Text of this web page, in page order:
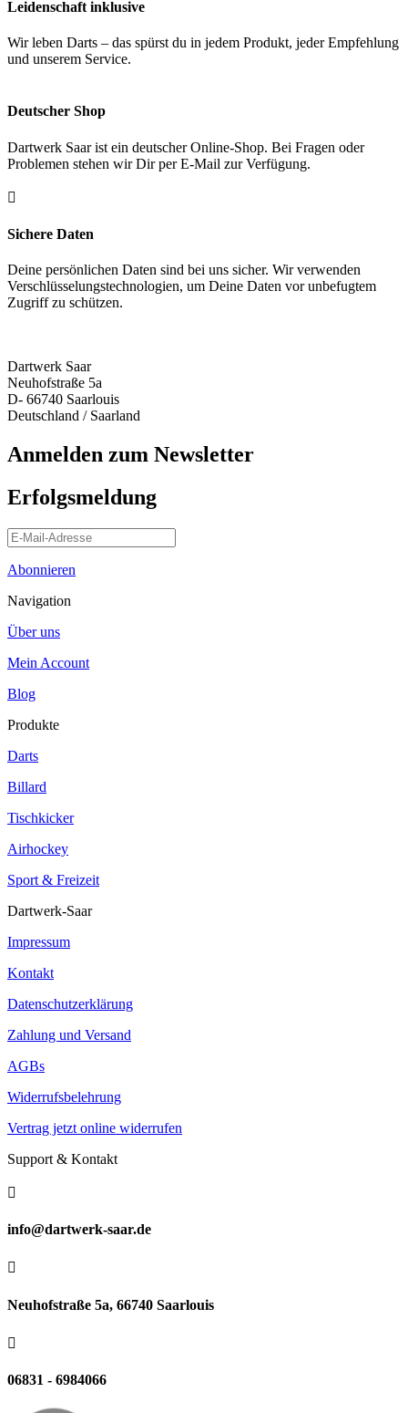
Leidenschaft inklusive
Wir leben Darts – das spürst du in jedem Produkt, jeder Empfehlung
und unserem Service.
Deutscher Shop
Dartwerk Saar ist ein deutscher Online-Shop. Bei Fragen oder
Problemen stehen wir Dir per E-Mail zur Verfügung.

Sichere Daten
Deine persönlichen Daten sind bei uns sicher. Wir verwenden
Verschlüsselungstechnologien, um Deine Daten vor unbefugtem
Zugriff zu schützen.
Dartwerk Saar
Neuhofstraße 5a
D- 66740 Saarlouis
Deutschland / Saarland
Anmelden zum Newsletter
Erfolgsmeldung
Abonnieren
Navigation
Über uns
Mein Account
Blog
Produkte
Darts
Billard
Tischkicker
Airhockey
Sport & Freizeit
Dartwerk-Saar
Impressum
Kontakt
Datenschutzerklärung
Zahlung und Versand
AGBs
Widerrufsbelehrung
Vertrag jetzt online widerrufen
Support & Kontakt

info@dartwerk-saar.de

Neuhofstraße 5a, 66740 Saarlouis

06831 - 6984066